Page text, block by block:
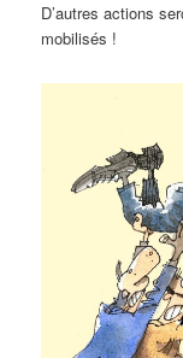
D’autres actions
mobilisés !